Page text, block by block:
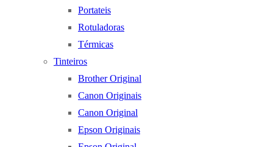
Portateis
Rotuladoras
Térmicas
Tinteiros
Brother Original
Canon Originais
Canon Original
Epson Originais